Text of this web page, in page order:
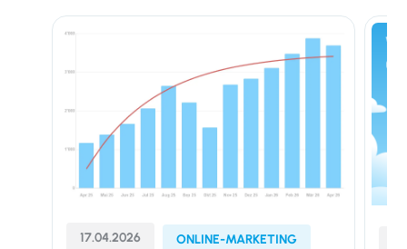
17.04.2026 ONLINE-MARKETING